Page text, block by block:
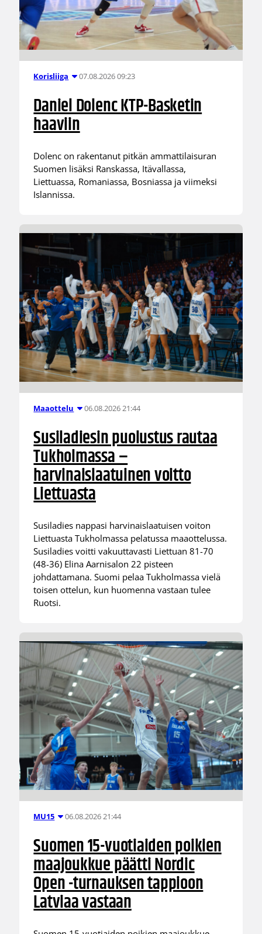
Korisliiga 07.08.2026 09:23
Daniel Dolenc KTP-Basketin
haaviin
Dolenc on rakentanut pitkän ammattilaisuran
Suomen lisäksi Ranskassa, Itävallassa,
Liettuassa, Romaniassa, Bosniassa ja viimeksi
Islannissa.
Maaottelu 06.08.2026 21:44
Susiladiesin puolustus rautaa
Tukholmassa –
harvinaislaatuinen voitto
Liettuasta
Susiladies nappasi harvinaislaatuisen voiton
Liettuasta Tukholmassa pelatussa maaottelussa.
Susiladies voitti vakuuttavasti Liettuan 81-70
(48-36) Elina Aarnisalon 22 pisteen
johdattamana. Suomi pelaa Tukholmassa vielä
toisen ottelun, kun huomenna vastaan tulee
Ruotsi.
MU15 06.08.2026 21:44
Suomen 15-vuotiaiden poikien
maajoukkue päätti Nordic
Open -turnauksen tappioon
Latviaa vastaan